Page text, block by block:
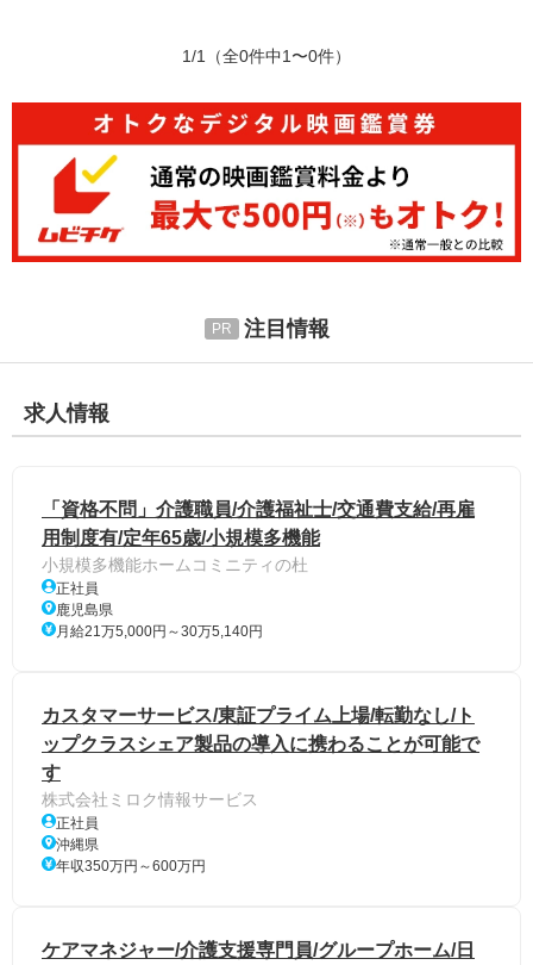
1/1 （全0件中1〜0件）
注目情報
求人情報
「資格不問」介護職員/介護福祉士/交通費支給/再雇
用制度有/定年65歳/小規模多機能
小規模多機能ホームコミニティの杜
正社員
鹿児島県
月給21万5,000円～30万5,140円
カスタマーサービス/東証プライム上場/転勤なし/ト
ップクラスシェア製品の導入に携わることが可能で
す
株式会社ミロク情報サービス
正社員
沖縄県
年収350万円～600万円
ケアマネジャー/介護支援専門員/グループホーム/日